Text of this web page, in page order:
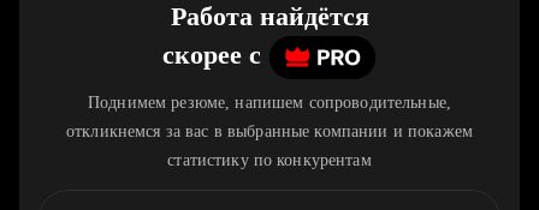
Работа найдётся
скорее c
Поднимем резюме, напишем сопроводительные,
откликнемся за вас в выбранные компании и покажем
статистику по конкурентам